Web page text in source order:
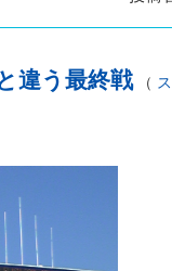
違う最終戦（